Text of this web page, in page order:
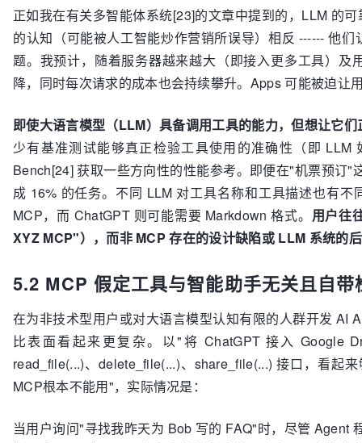
正如我在有关多智能体系统[23]的文章中提到的，LLM 的
的认知（可能被人工智能炒作营销所误导）相反 ------ 他
题。我预计，随着服务器越来越大（即接入更多工具）
降，同时每次请求的成本也会持续攀升。Apps 可能被迫让
即使大语言模型（LLM）具备调用工具的能力，但想让它
少有基准测试能够真正检验工具使用的准确性（即
Bench[24] 获取一些方向性的性能参考。即便在"机票预订
成 16% 的任务。不同 LLM 对工具名称和工具描述也有
MCP，而 ChatGPT 则可能需要 Markdown 格式。 用户往
XYZ MCP"），而非 MCP 存在的设计缺陷或 LLM 系统的
5.2 MCP 假定工具与智能助手无关且自带
在为非技术型用户或对大语言模型认知有限的人群开发 AI
比表面看起来更复杂。以"将 ChatGPT 接入 Google
read_file(...)、delete_file(...)、share_file(...) 接口，看起
MCP根本不能用"，实际情况是：
当用户询问"寻找我昨天为 Bob 写的 FAQ"时，尽管 Agent